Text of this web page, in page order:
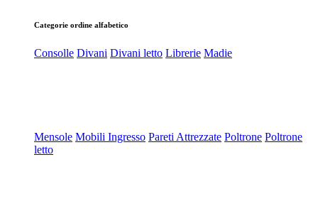
Categorie ordine alfabetico
Consolle Divani Divani letto Librerie Madie
Mensole Mobili Ingresso Pareti Attrezzate Poltrone Poltrone
letto